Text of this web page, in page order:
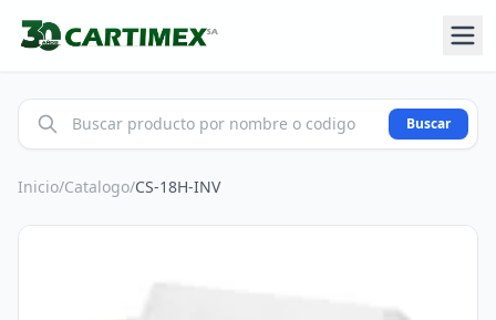
Buscar
Inicio/Catalogo/CS-18H-INV